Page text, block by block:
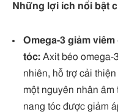
Những lợi ích nổi bật
Omega-3 giảm
tóc: Axit béo omega-
nhiên, hỗ trợ cải
một nguyên nhân
nang tóc được giảm